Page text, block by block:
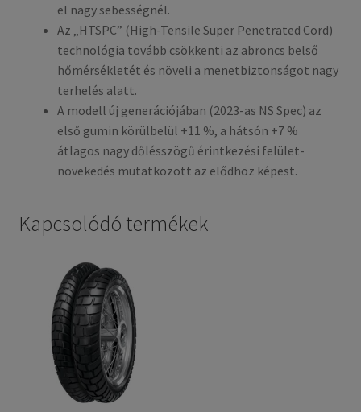
el nagy sebességnél.
Az „HTSPC” (High-Tensile Super Penetrated Cord)
technológia tovább csökkenti az abroncs belső
hőmérsékletét és növeli a menetbiztonságot nagy
terhelés alatt.
A modell új generációjában (2023-as NS Spec) az
első gumin körülbelül +11 %, a hátsón +7 %
átlagos nagy dőlésszögű érintkezési felület-
növekedés mutatkozott az elődhöz képest.
Kapcsolódó termékek